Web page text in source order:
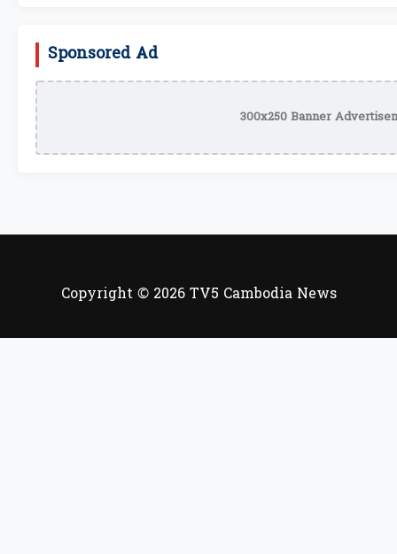
Sponsored Ad
300x250 Banner
Copyright © 2026 TV5 Cambodia News